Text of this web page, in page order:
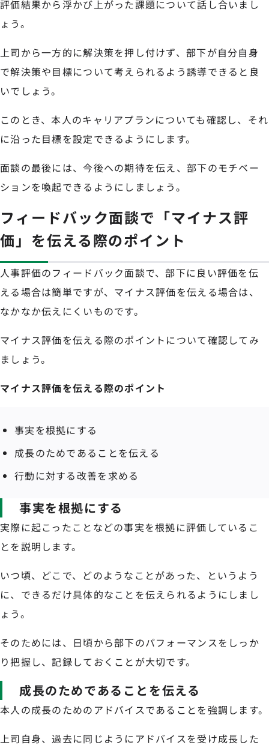
評価結果から浮かび上がった課題について話し合いまし
ょう。
上司から一方的に解決策を押し付けず、部下が自分自身
で解決策や目標について考えられるよう誘導できると良
いでしょう。
このとき、本人のキャリアプランについても確認し、それ
に沿った目標を設定できるようにします。
面談の最後には、今後への期待を伝え、部下のモチベー
ションを喚起できるようにしましょう。
フィードバック面談で「マイナス評
価」を伝える際のポイント
人事評価のフィードバック面談で、部下に良い評価を伝
える場合は簡単ですが、マイナス評価を伝える場合は、
なかなか伝えにくいものです。
マイナス評価を伝える際のポイントについて確認してみ
ましょう。
マイナス評価を伝える際のポイント
事実を根拠にする
成長のためであることを伝える
行動に対する改善を求める
事実を根拠にする
実際に起こったことなどの事実を根拠に評価しているこ
とを説明します。
いつ頃、どこで、どのようなことがあった、というよう
に、できるだけ具体的なことを伝えられるようにしまし
ょう。
そのためには、日頃から部下のパフォーマンスをしっか
り把握し、記録しておくことが大切です。
成長のためであることを伝える
本人の成長のためのアドバイスであることを強調します。
上司自身、過去に同じようにアドバイスを受け成長した